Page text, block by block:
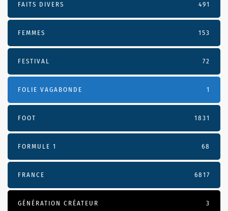
FAITS DIVERS 491
FEMMES 153
FESTIVAL 72
FOLIE VAGABONDE 1
FOOT 1831
FORMULE 1 68
FRANCE 6817
GÉNÉRATION CRÉATEUR 3